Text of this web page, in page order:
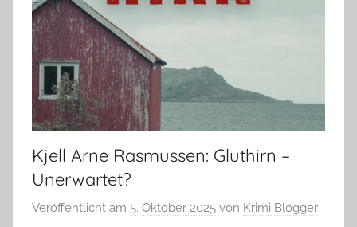
Kjell Arne Rasmussen: Gluthirn –
Unerwartet?
Veröffentlicht am 5. Oktober 2025 von Krimi Blogger